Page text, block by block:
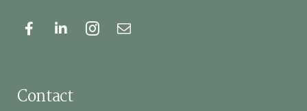
Contact